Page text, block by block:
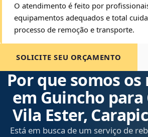
O atendimento é feito por
equipamentos adequados e total
processo de remoção e transporte.
SOLICITE SEU ORÇAMENTO
Por que somos
em Guincho para
Vila Ester,
Está em busca de um serviço de